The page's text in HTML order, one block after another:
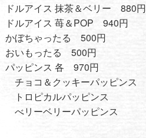
ドルアイス 抹茶＆ベリー 880円
ドルアイス 苺＆POP 940円
かぼちゃったる 500円
おいもったる 500円
パッピンス 各 970円
チョコ＆クッキーパッピンス
トロピカルパッピンス
べリーベリーパッピンス